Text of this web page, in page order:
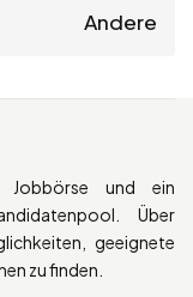
Andere
Jobbörse und ein
Über
geeignete
zu finden.